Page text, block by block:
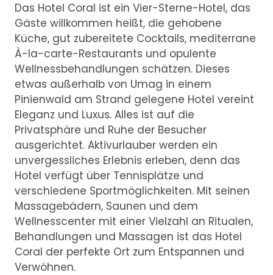
Das Hotel Coral ist ein Vier-Sterne-Hotel, das
Gäste willkommen heißt, die gehobene
Küche, gut zubereitete Cocktails, mediterrane
À-la-carte-Restaurants und opulente
Wellnessbehandlungen schätzen. Dieses
etwas außerhalb von Umag in einem
Pinienwald am Strand gelegene Hotel vereint
Eleganz und Luxus. Alles ist auf die
Privatsphäre und Ruhe der Besucher
ausgerichtet. Aktivurlauber werden ein
unvergessliches Erlebnis erleben, denn das
Hotel verfügt über Tennisplätze und
verschiedene Sportmöglichkeiten. Mit seinen
Massagebädern, Saunen und dem
Wellnesscenter mit einer Vielzahl an Ritualen,
Behandlungen und Massagen ist das Hotel
Coral der perfekte Ort zum Entspannen und
Verwöhnen.